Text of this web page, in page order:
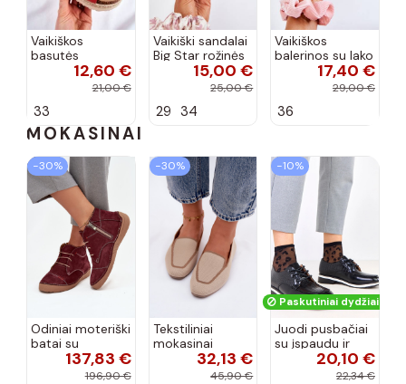
Vaikiškos
basutės
koralinės12,60 €
21,00 €
33
Vaikiški sandalai
Big Star rožinės
spalvos15,00 €
25,00 €
29 34
Vaikiškos
balerinos su lako
efektu ir
kaspinais baltos
17,40 €
29,00 €
36
MOKASINAI
−30%
Odiniai moteriški
batai su
siūlėmis, pilies
tipo, Artiker
137,83 €
196,90 €
−30%
Tekstiliniai
mokasinai
smėlio spalvos
32,13 €
45,90 €
−10%
Paskutiniai dydžiai!
Juodi pusbačiai
su įspaudu ir
kvadratiniu
priekiu Kerawa
20,10 €
22,34 €